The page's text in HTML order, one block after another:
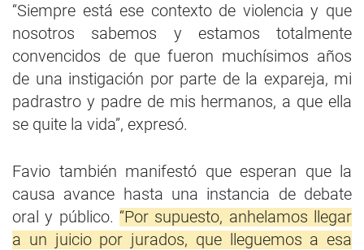
“Siempre está ese contexto de violencia y que
nosotros sabemos y estamos totalmente
convencidos de que fueron muchísimos años
de una instigación por parte de la expareja, mi
padrastro y padre de mis hermanos, a que ella
se quite la vida”, expresó.
Favio también manifestó que esperan que la
causa avance hasta una instancia de debate
oral y público. “Por supuesto, anhelamos llegar
a un juicio por jurados, que lleguemos a esa